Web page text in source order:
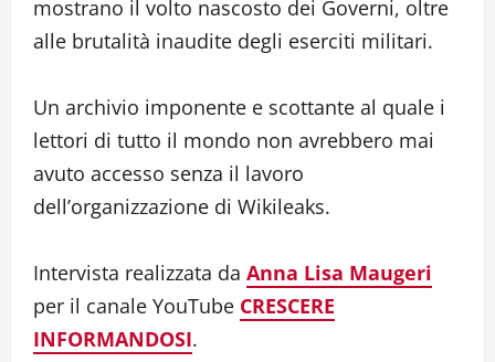
mostrano il volto nascosto dei Governi, oltre
alle brutalità inaudite degli eserciti militari.
Un archivio imponente e scottante al quale i
lettori di tutto il mondo non avrebbero mai
avuto accesso senza il lavoro
dell’organizzazione di Wikileaks.
Intervista realizzata da Anna Lisa Maugeri
per il canale YouTube CRESCERE
INFORMANDOSI.